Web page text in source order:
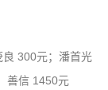
300元；潘首光
善信 1450元